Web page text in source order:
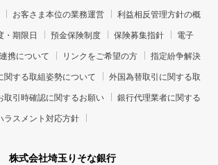
お客さま本位の業務運営 利益相反管理方針の概
・期限日 預金保険制度 保険募集指針 電子
携について リンクをご希望の方 指定紛争解決
関する取組姿勢について 外国為替取引に関する取
取引時確認に関するお願い 銀行代理業者に関する
ラスメント対応方針
株式会社埼玉りそな銀行